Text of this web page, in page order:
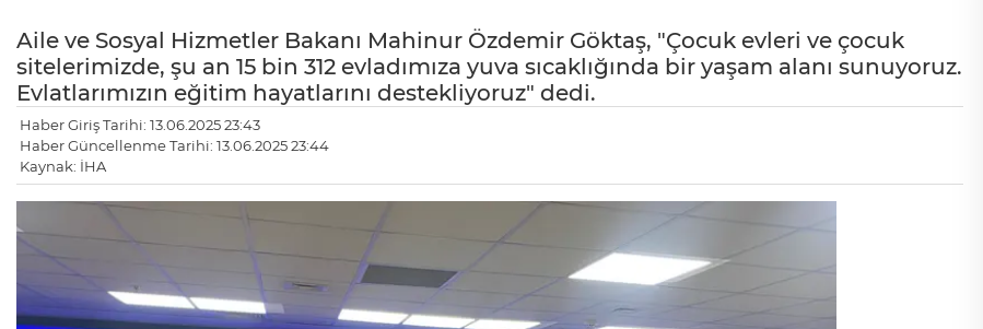
Aile ve Sosyal Hizmetler Bakanı Mahinur Özdemir Göktaş, "Çocuk evleri ve çocuk
sitelerimizde, şu an 15 bin 312 evladımıza yuva sıcaklığında bir yaşam alanı sunuyoruz.
Evlatlarımızın eğitim hayatlarını destekliyoruz" dedi.
Haber Giriş Tarihi: 13.06.2025 23:43
Haber Güncellenme Tarihi: 13.06.2025 23:44
Kaynak: İHA